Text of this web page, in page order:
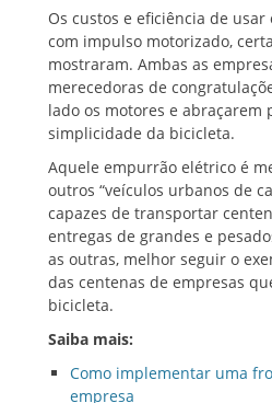
Os custos e eficiência de
com impulso motorizado,
mostraram. Ambas as
merecedoras de
lado os motores e abraçarem
simplicidade da bicicleta.
Aquele empurrão elétrico é
outros “veículos urbanos de
capazes de transportar
entregas de grandes e
as outras, melhor seguir o
das centenas de empresas
bicicleta.
Saiba mais:
Como implementar uma
empresa